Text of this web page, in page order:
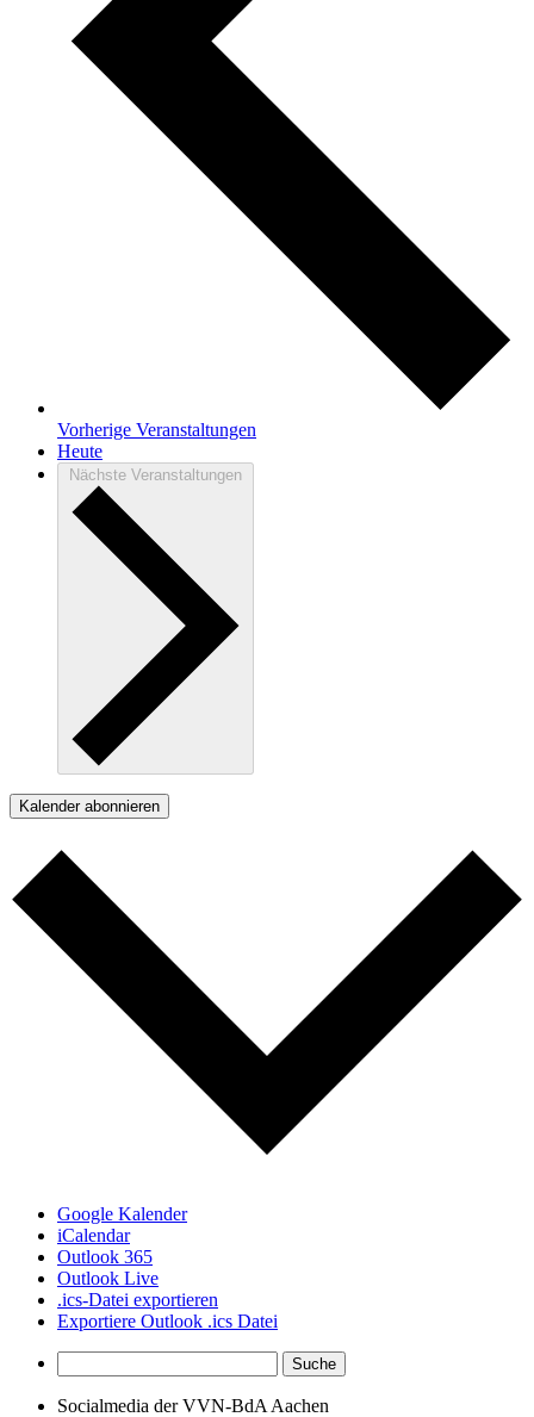
Vorherige Veranstaltungen
Heute
Nächste Veranstaltungen
Kalender abonnieren
Google Kalender
iCalendar
Outlook 365
Outlook Live
.ics-Datei exportieren
Exportiere Outlook .ics Datei
Socialmedia der VVN-BdA Aachen